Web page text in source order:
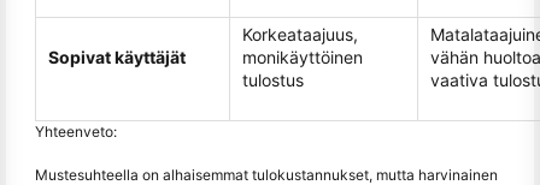
Sopivat käyttäjät
Korkeataajuus,
monikäyttöinen
tulostus
vähän huoltoa
vaativa
Yhteenveto:
Mustesuhteella on alhaisemmat tulokustannukset, mutta harvinainen